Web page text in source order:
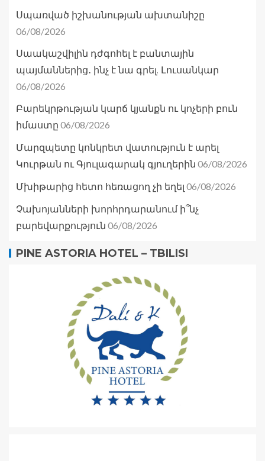
Սպառված իշխանության ախտանիշը
06/08/2026
Սաակաշվիլին դժգոհել է բանտային
պայմաններից․ ինչ է նա գրել. Լուսանկար
06/08/2026
Բարեկրթության կարճ կյանքն ու կոչերի բուն
իմաստը 06/08/2026
Մարզպետը կոնկրետ վատություն է արել
Կուրթան ու Գյուլագարակ գյուղերին 06/08/2026
Մխիթարից հետո հեռացող չի եղել 06/08/2026
Չախոյանների խորհրդարանում ի՞նչ
բարեվարքություն 06/08/2026
PINE ASTORIA HOTEL – TBILISI